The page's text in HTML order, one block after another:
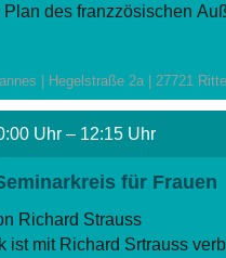
des franzzösischen
zu unterstellen und
Sommer
| Hegelstraße 2a | 27721
Uhr – 12:15 Uhr
für Frauen
Richard Strauss
ist mit Richard Srtrauss